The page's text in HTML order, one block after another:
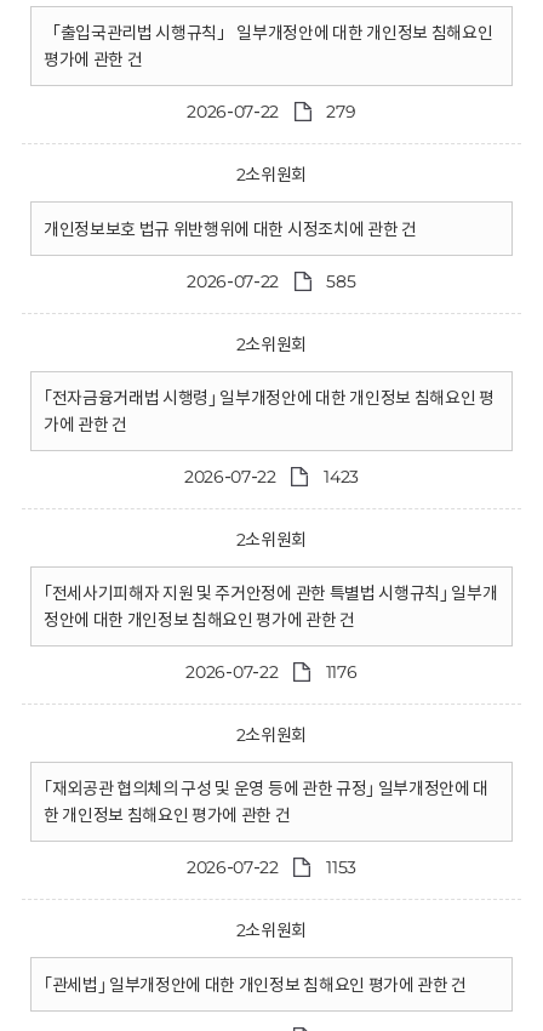
「출입국관리법 시행규칙」 일부개정안에 대한 개인정보 침해요인
평가에 관한 건
2026-07-22 279
2소위원회
개인정보보호 법규 위반행위에 대한 시정조치에 관한 건
2026-07-22 585
2소위원회
｢전자금융거래법 시행령｣ 일부개정안에 대한 개인정보 침해요인 평
가에 관한 건
2026-07-22 1423
2소위원회
｢전세사기피해자 지원 및 주거안정에 관한 특별법 시행규칙｣ 일부개
정안에 대한 개인정보 침해요인 평가에 관한 건
2026-07-22 1176
2소위원회
｢재외공관 협의체의 구성 및 운영 등에 관한 규정｣ 일부개정안에 대
한 개인정보 침해요인 평가에 관한 건
2026-07-22 1153
2소위원회
｢관세법｣ 일부개정안에 대한 개인정보 침해요인 평가에 관한 건